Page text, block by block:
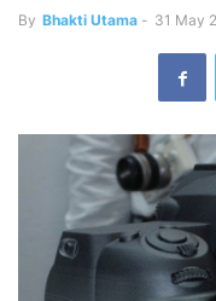
By Bhakti Utama - 31 May